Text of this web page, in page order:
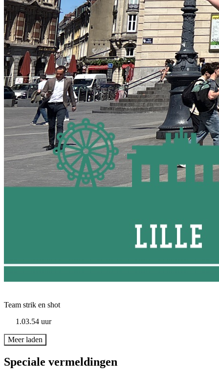
Team strik en shot
1.03.54 uur
Meer laden
Speciale vermeldingen